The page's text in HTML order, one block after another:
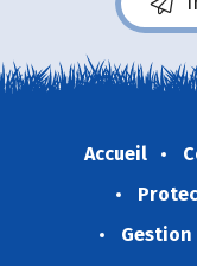
Accueil
Gestion